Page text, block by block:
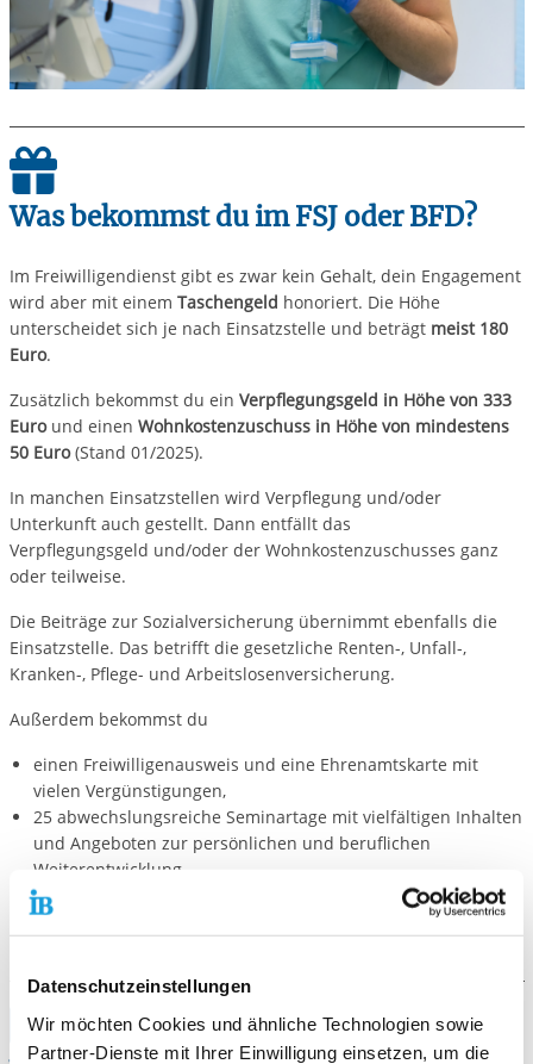
Datenschutzeinstellungen
Wir möchten Cookies und ähnliche Technologien sowie
Partner-Dienste mit Ihrer Einwilligung einsetzen, um die
Was bekommst du im FSJ oder BFD?
Im Freiwilligendienst gibt es zwar kein Gehalt, dein Engagement
wird aber mit einem Taschengeld honoriert. Die Höhe
unterscheidet sich je nach Einsatzstelle und beträgt meist 180
Euro.
Zusätzlich bekommst du ein Verpflegungsgeld in Höhe von 333
Euround einen Wohnkostenzuschuss in Höhe von mindestens
50 Euro(Stand 01/2025).
In manchen Einsatzstellen wird Verpflegung und/oder
Unterkunft auch gestellt. Dann entfällt das
Verpflegungsgeld und/oder der Wohnkostenzuschusses ganz
oder teilweise.
Die Beiträge zur Sozialversicherung übernimmt ebenfalls die
Einsatzstelle. Das betrifft die gesetzliche Renten-, Unfall-,
Kranken-, Pflege- und Arbeitslosenversicherung.
Außerdem bekommst du
einen Freiwilligenausweis und eine Ehrenamtskarte mit
vielen Vergünstigungen,
25 abwechslungsreiche Seminartage mit vielfältigen Inhalten
und Angeboten zur persönlichen und beruflichen
Weiterentwicklung,
zwischen 24 und 30 Tage Urlaub (je nach Einsatzstelle)
ein ausführliches Zeugnis und